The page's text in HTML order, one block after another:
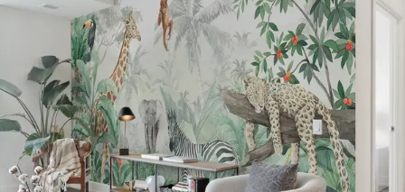
Premium
.33269.00kr/m²
Premium vinyl
516.67310.00 kr/m²
Peel and Stick